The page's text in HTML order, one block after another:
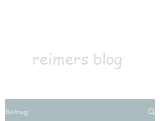
reimers blog
Beitrag